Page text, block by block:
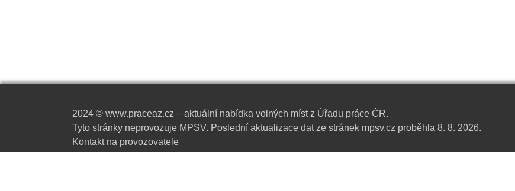
2024 © www.praceaz.cz – aktuální nabídka volných míst z Úřadu práce ČR.
Tyto stránky neprovozuje MPSV. Poslední aktualizace dat ze stránek mpsv.cz proběhla 8. 8. 2026.
Kontakt na provozovatele